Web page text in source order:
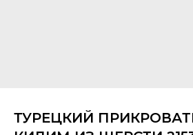
ТУРЕЦКИЙ